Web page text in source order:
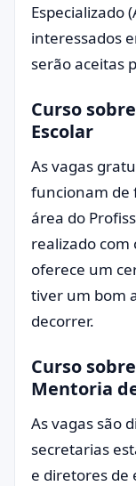
Especializado
interessados
serão aceitas
Curso
Escolar
As vagas
funcionam de
área do
realizado com
oferece um
tiver um bom
decorrer.
Curso
Mentoria
As vagas são
secretarias
e diretores de